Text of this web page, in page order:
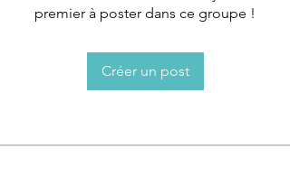
premier à poster dans ce groupe !
Créer un post